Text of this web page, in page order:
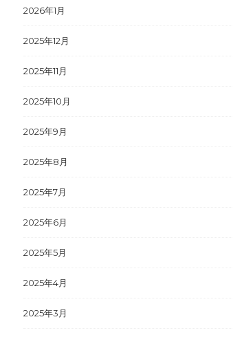
2026年1月
2025年12月
2025年11月
2025年10月
2025年9月
2025年8月
2025年7月
2025年6月
2025年5月
2025年4月
2025年3月